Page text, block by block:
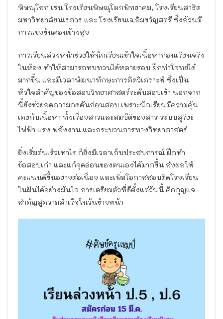
พิษณุโลก เช่น โรงเรียนพิษณุโลกพิทยาคม, โรงเรียนสาธิต
มหาวิทยาลัยนเรศวร และ โรงเรียนเฉลิมขวัญสตรี ซึ่งล้วนมี
การแข่งขันค่อนข้างสูง
การเรียนล่วงหน้าช่วยให้นักเรียนเข้าใจเนื้อหาก่อนเรียนจริง
ในห้อง ทำให้สามารถทบทวนได้หลายรอบ ฝึกทำโจทย์ได้
มากขึ้น และมีเวลาพัฒนาทักษะการคิดวิเคราะห์ ซึ่งเป็น
หัวใจสำคัญของข้อสอบวิทยาศาสตร์ระดับสอบเข้า นอกจาก
นี้ยังช่วยลดความกดดันก่อนสอบ เพราะนักเรียนมีความคุ้น
เคยกับเนื้อหา ทั้งเรื่องสารและสมบัติของสาร ระบบสุริยะ
ไฟฟ้า แรง พลังงาน และกระบวนการทางวิทยาศาสตร์
ยิ่งเริ่มต้นเร็วเท่าไร ก็ยิ่งมีเวลาเก็บประสบการณ์ ฝึกทำ
ข้อสอบเก่า และแก้จุดอ่อนของตนเองได้มากขึ้น ส่งผลให้
คะแนนดีขึ้นอย่างต่อเนื่อง และเพิ่มโอกาสสอบติดโรงเรียน
ในฝันได้อย่างมั่นใจ การเตรียมตัวที่ดีตั้งแต่วันนี้ คือกุญแจ
สำคัญสู่ความสำเร็จในวันข้างหน้า